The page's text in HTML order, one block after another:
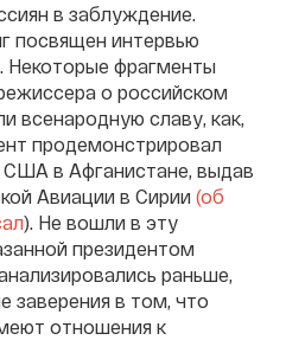
в заблуждение.
посвящен интервью
Некоторые фрагменты
о российском
всенародную славу, как,
продемонстрировал
в Афганистане, выдав
Авиации в Сирии (об
). Не вошли в эту
президентом
раньше,
заверения в том, что
отношения к